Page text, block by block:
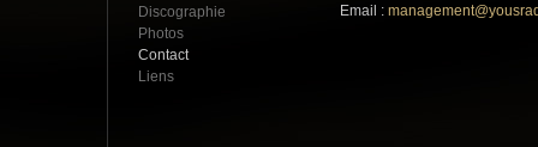
Discographie
Photos
Contact
Liens
Email :